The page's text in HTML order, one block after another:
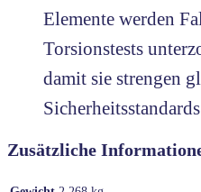
Elemente werden
Torsionstests
damit sie strengen
Zusätzliche